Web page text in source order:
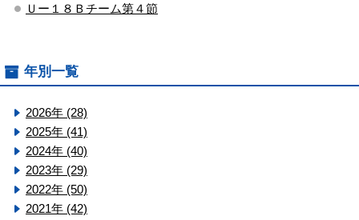
Ｕー１８Ｂチーム第４節
年別一覧
2026年 (28)
2025年 (41)
2024年 (40)
2023年 (29)
2022年 (50)
2021年 (42)